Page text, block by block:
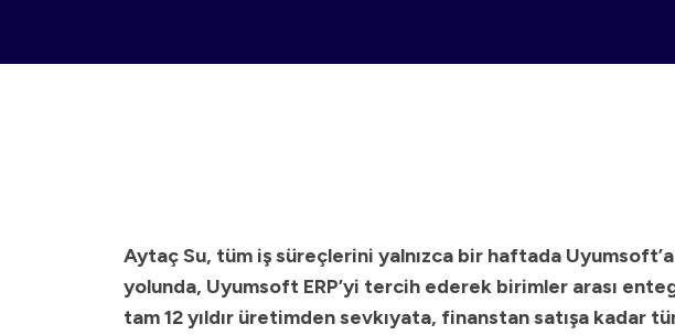
Aytaç Su, tüm iş süreçlerini yalnızca bir haftada
yolunda, Uyumsoft ERP’yi tercih ederek birimler arası
tam 12 yıldır üretimden sevkıyata, finanstan satışa kadar